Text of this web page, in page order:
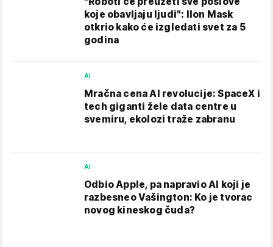
koje obavljaju ljudi": Ilon Mask
otkrio kako će izgledati svet za 5
godina
AI
Mračna cena AI revolucije: SpaceX i
tech giganti žele data centre u
svemiru, ekolozi traže zabranu
AI
Odbio Apple, pa napravio AI koji je
razbesneo Vašington: Ko je tvorac
novog kineskog čuda?